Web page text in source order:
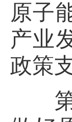
原子
产业
政策
第